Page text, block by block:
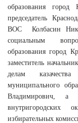
образования город
председатель
ВОС Колбасин
социальным
образования город
заместитель
делам
муниципального
Владимирович, а
внутригородских
избирательных